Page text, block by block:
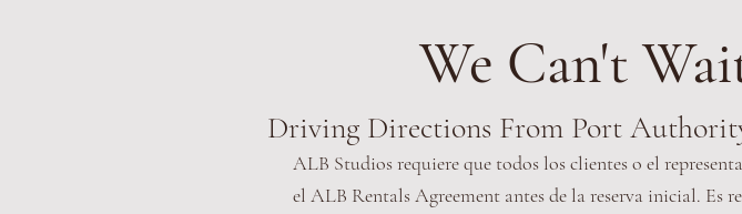
We Can't
Driving Directions From Port
ALB Studios requiere que todos los clientes o el
el ALB Rentals Agreement antes de la reserva inicial. Es